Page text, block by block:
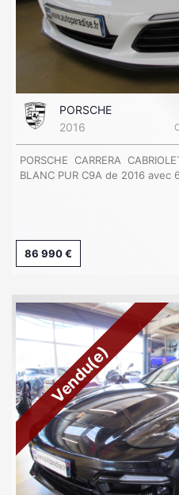
PORSCHE
2016
PORSCHE CARRERA
BLANC PUR C9A de 2016 avec
86 990 €
Vendu(e)